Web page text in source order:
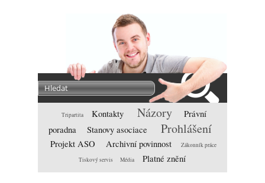
Tripartita Kontakty Názory
Právní
poradna
Stanovy asociace Prohlášení
Projekt ASO Archivní povinnost
Zákonník práce
Tiskový servis
Média Platné znění